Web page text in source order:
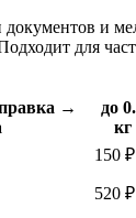
документов и
для
→
до
кг
150 ₽
520 ₽